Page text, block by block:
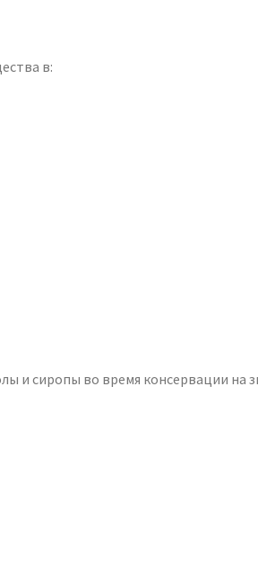
в:
и сиропы во время консервации на